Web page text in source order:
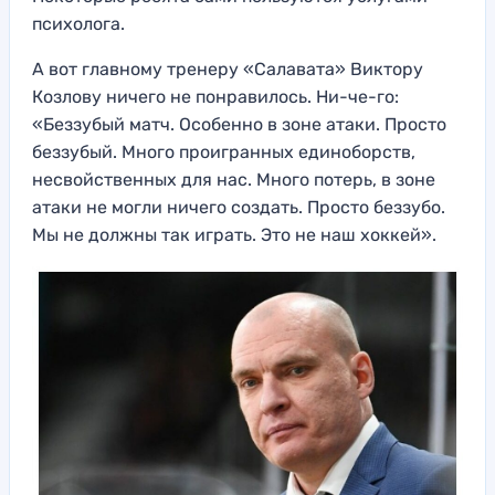
психолога.
А вот главному тренеру «Салавата» Виктору
Козлову ничего не понравилось. Ни-че-го:
«Беззубый матч. Особенно в зоне атаки. Просто
беззубый. Много проигранных единоборств,
несвойственных для нас. Много потерь, в зоне
атаки не могли ничего создать. Просто беззубо.
Мы не должны так играть. Это не наш хоккей».